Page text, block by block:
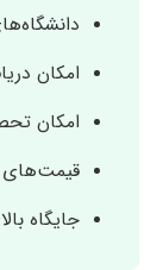
امکان
امکان
قیمت‌های
جایگاه